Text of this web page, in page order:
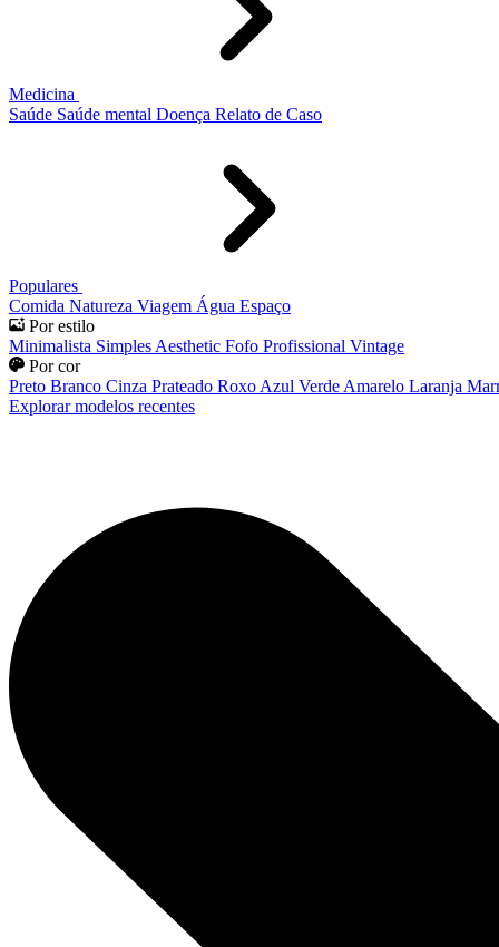
Medicina
Saúde Saúde mental Doença Relato de Caso
Populares
Comida Natureza Viagem Água Espaço
Por estilo
Minimalista Simples Aesthetic Fofo Profissional Vintage
Por cor
Preto Branco Cinza Prateado Roxo Azul Verde Amarelo Laranja
Explorar modelos recentes